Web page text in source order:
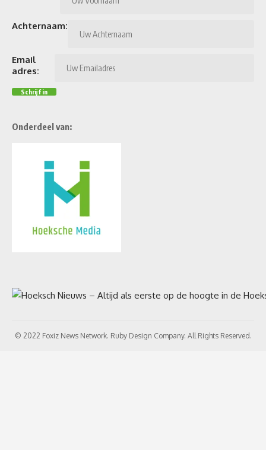
Achternaam:
Email
adres:
Onderdeel van:
© 2022 Foxiz News Network. Ruby Design Company. All Rights Reserved.